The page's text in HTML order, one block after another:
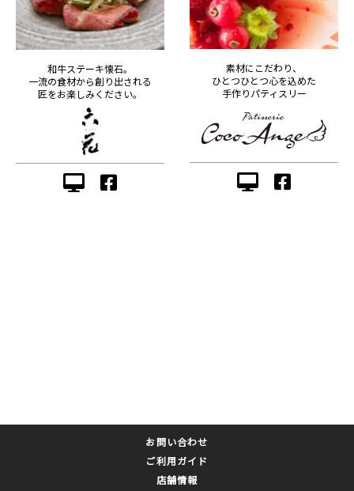
和牛ステーキ懐石。
一流の食材から創り出される
匠をお楽しみください。
素材にこだわり、
ひとつひとつ心を込めた
手作りパティスリー
お問い合わせ
ご利用ガイド
店舗情報